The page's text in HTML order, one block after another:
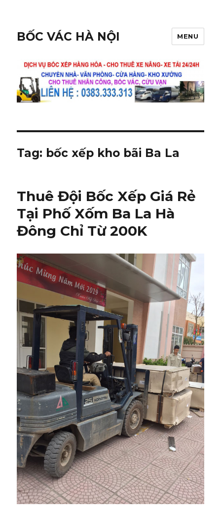
BỐC VÁC HÀ NỘI MENU
Tag: bốc xếp kho bãi Ba La
Thuê Đội Bốc Xếp Giá Rẻ
Tại Phố Xốm Ba La Hà
Đông Chỉ Từ 200K